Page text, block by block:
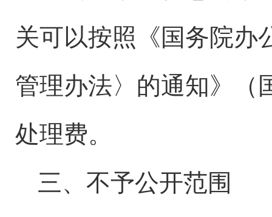
关可以按照《国务院办
管理办法〉的通知》（
处理费。
三、不予公开范围